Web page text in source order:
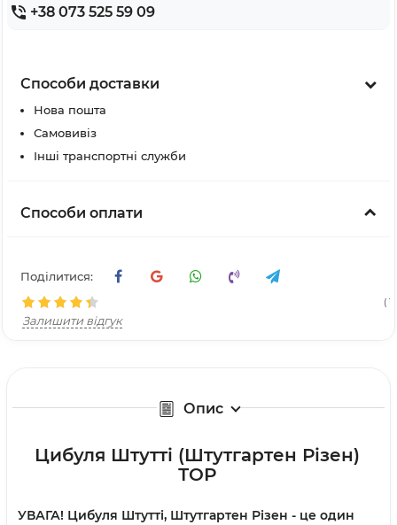
+38 073 525 59 09
Способи доставки
Нова пошта
Самовивіз
Інші транспортні служби
Способи оплати
Поділитися:
(
Залишити відгук
Опис
Цибуля Штутті (Штутгартен Різен)
ТОР
УВАГА! Цибуля Штутті, Штутгартен Різен - це один